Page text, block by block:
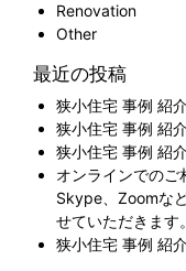
Renovation
Other
最近の投稿
狭小住宅 事例 紹
狭小住宅 事例 紹
狭小住宅 事例 紹
オンラインでのご
Skype、Zoomな
せていただきます。
狭小住宅 事例 紹